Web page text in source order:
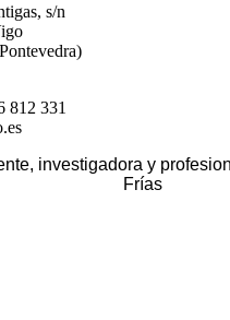
s/n
812 331
investigadora y
Frías